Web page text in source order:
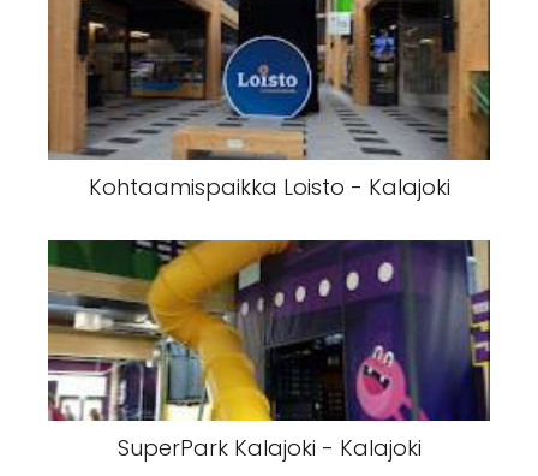
Kohtaamispaikka Loisto - Kalajoki
SuperPark Kalajoki - Kalajoki